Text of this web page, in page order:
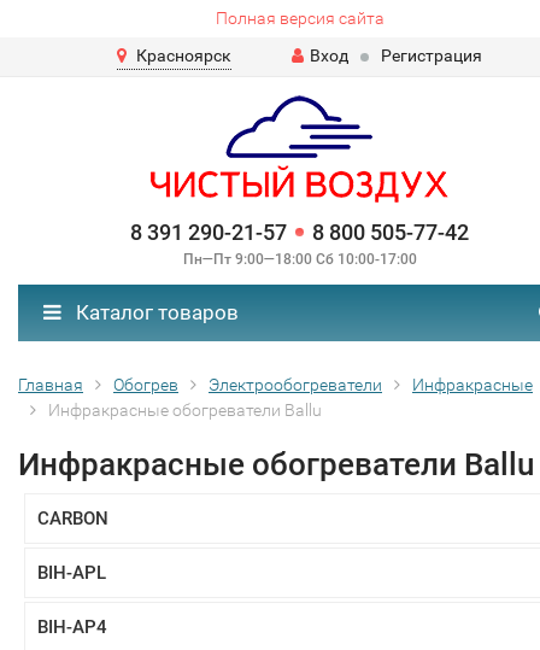
Полная версия сайта
Красноярск
Вход Регистрация
8 391 290-21-57 8 800 505-77-42
Пн—Пт 9:00—18:00 Сб 10:00-17:00
Каталог товаров
Главная Обогрев Электрообогреватели
Инфракрасные
Инфракрасные обогреватели Ballu
Инфракрасные обогреватели Ballu
CARBON
BIH-APL
BIH-AP4